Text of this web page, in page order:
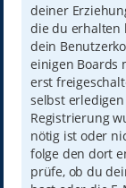
deiner
die du erhalten
dein
einigen Boards
erst
selbst
Registrierung
nötig ist oder
folge den dort
prüfe, ob du